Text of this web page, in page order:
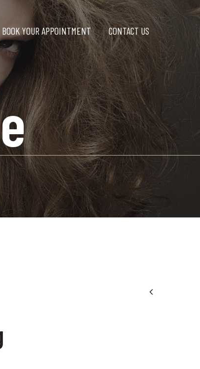
BOOK YOUR APPOINTMENT CONTACT US
